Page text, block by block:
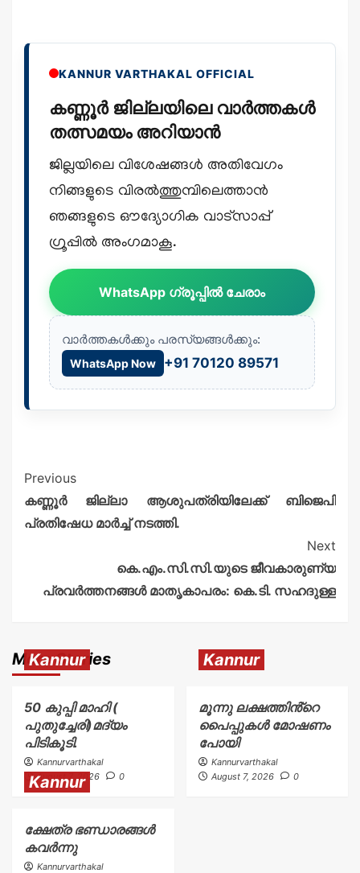
KANNUR VARTHAKAL OFFICIAL
കണ്ണൂർ ജില്ലയിലെ വാർത്തകൾ
തത്സമയം അറിയാൻ
ജില്ലയിലെ വിശേഷങ്ങൾ അതിവേഗം
നിങ്ങളുടെ വിരൽത്തുമ്പിലെത്താൻ
ഞങ്ങളുടെ ഔദ്യോഗിക വാട്സാപ്പ്
ഗ്രൂപ്പിൽ അംഗമാകൂ.
WhatsApp ഗ്രൂപ്പിൽ ചേരാം
വാർത്തകൾക്കും പരസ്യങ്ങൾക്കും:
WhatsApp Now +91 70120 89571
Previous
കണ്ണൂർ ജില്ലാ ആശുപത്രിയിലേക്ക് ബിജെപി
പ്രതിഷേധ മാർച്ച് നടത്തി.
Next
കെ.എം.സി.സി.യുടെ ജീവകാരുണ്യ
പ്രവർത്തനങ്ങൾ മാതൃകാപരം: കെ.ടി. സഹദുള്ള
More Stories
Kannur
50 കുപ്പി മാഹി (
പുതുച്ചേരി)മദ്യം
പിടികൂടി.
Kannurvarthakal
August 7, 2026
0
Kannur
മൂന്നു ലക്ഷത്തിൻ്റെ
പൈപ്പുകൾ മോഷണം
പോയി
Kannurvarthakal
August 7, 2026
0
Kannur
ക്ഷേത്ര ഭണ്ഡാരങ്ങൾ
കവർന്നു
Kannurvarthakal